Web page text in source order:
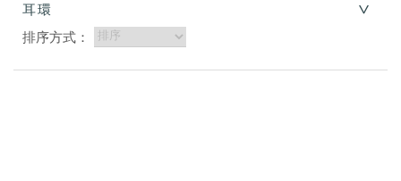
耳環
排序方式：